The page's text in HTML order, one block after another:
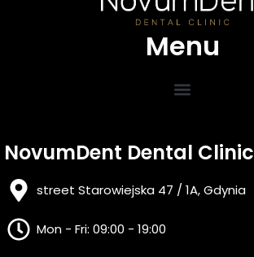
Menu
NovumDent Dental Clinic
street Starowiejska 47 / 1A, Gdynia
Mon - Fri: 09:00 - 19:00